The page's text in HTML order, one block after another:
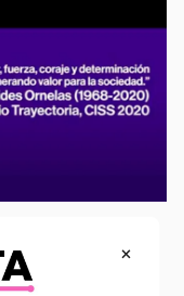
más de 110
del Tec, campus
×